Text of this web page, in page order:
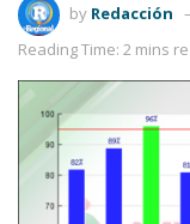
by Redacción
Reading Time: 2 mins